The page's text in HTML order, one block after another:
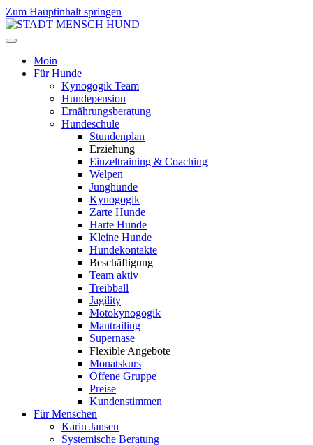
Zum Hauptinhalt springen
Moin
Für Hunde
Kynogogik Team
Hundepension
Ernährungsberatung
Hundeschule
Stundenplan
Erziehung
Einzeltraining & Coaching
Welpen
Junghunde
Kynogogik
Zarte Hunde
Harte Hunde
Kleine Hunde
Hundekontakte
Beschäftigung
Team aktiv
Treibball
Jagility
Motokynogogik
Mantrailing
Supernase
Flexible Angebote
Monatskurs
Offene Gruppe
Preise
Kundenstimmen
Für Menschen
Karin Jansen
Systemische Beratung